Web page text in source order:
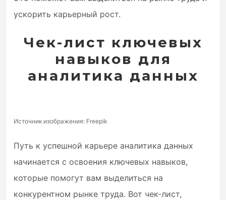
ускорить карьерный рост.
Чек-лист ключевых
навыков для
аналитика данных
Источник изображения: Freepik
Путь к успешной карьере аналитика данных
начинается с освоения ключевых навыков,
которые помогут вам выделиться на
конкурентном рынке труда. Вот чек-лист,